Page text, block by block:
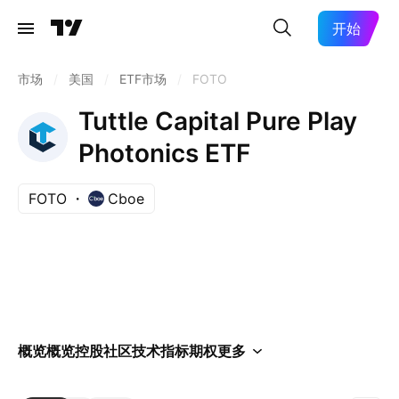
开始
市场 美国 ETF市场 FOTO
Tuttle Capital Pure Play
Photonics ETF
FOTO Cboe
概览概览控股社区技术指标期权更多